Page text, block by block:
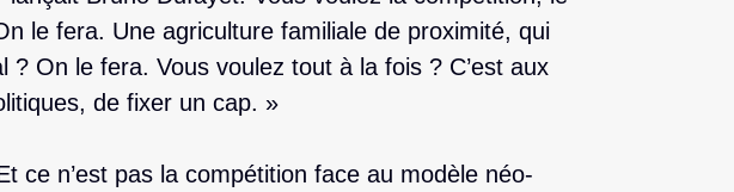
le fera. Une agriculture familiale de proximité, qui
? On le fera. Vous voulez tout à la fois ? C’est aux
de fixer un cap. »
ce n’est pas la compétition face au modèle néo-